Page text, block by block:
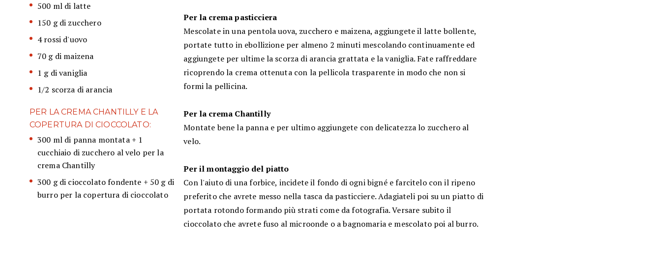
500 ml di latte
150 g di zucchero
4 rossi d'uovo
70 g di maizena
1 g di vaniglia
1/2 scorza di arancia
PER LA CREMA CHANTILLY E LA
COPERTURA DI CIOCCOLATO:
300 ml di panna montata + 1
cucchiaio di zucchero al velo per la
crema Chantilly
300 g di cioccolato fondente + 50 g di
burro per la copertura di cioccolato
Per la crema pasticciera
Mescolate in una pentola uova, zucchero e maizena, aggiungete il latte bollente,
portate tutto in ebollizione per almeno 2 minuti mescolando continuamente ed
aggiungete per ultime la scorza di arancia grattata e la vaniglia. Fate raffreddare
ricoprendo la crema ottenuta con la pellicola trasparente in modo che non si
formi la pellicina.
Per la crema Chantilly
Montate bene la panna e per ultimo aggiungete con delicatezza lo zucchero al
velo.
Per il montaggio del piatto
Con l'aiuto di una forbice, incidete il fondo di ogni bigné e farcitelo con il ripeno
preferito che avrete messo nella tasca da pasticciere. Adagiateli poi su un piatto di
portata rotondo formando più strati come da fotografia. Versare subito il
cioccolato che avrete fuso al microonde o a bagnomaria e mescolato poi al burro.